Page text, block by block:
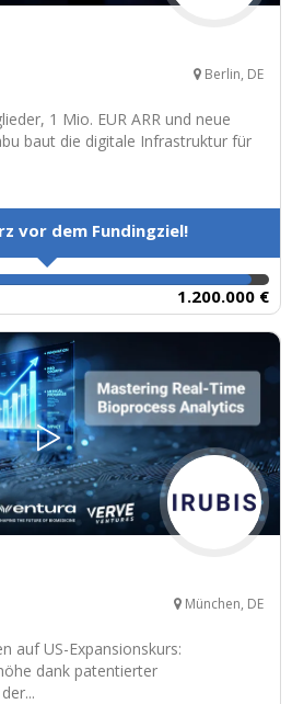
Berlin, DE
1 Mio. EUR ARR und neue
baut die digitale Infrastruktur für
vor dem Fundingziel!
1.200.000 €
München, DE
auf US-Expansionskurs:
dank patentierter